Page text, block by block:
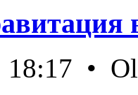
18:17 •